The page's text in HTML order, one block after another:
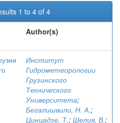
1 to 4 of 4
Author(s)
Институт
Гидрометеорологии
Грузинского
Технического
Университета;
Бегалишвили, Н. А.;
Цинцадзе, Т.; Шелия, В.;